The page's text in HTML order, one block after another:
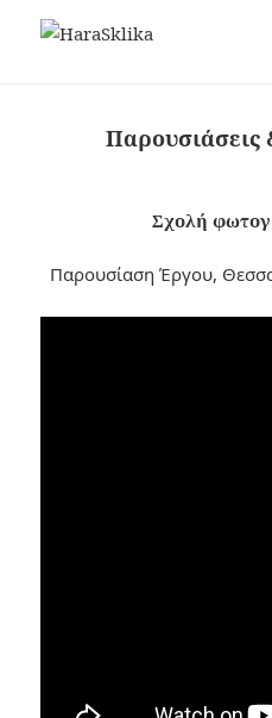
Παρουσιάσεις
Σχολή
Παρουσίαση Έργου,